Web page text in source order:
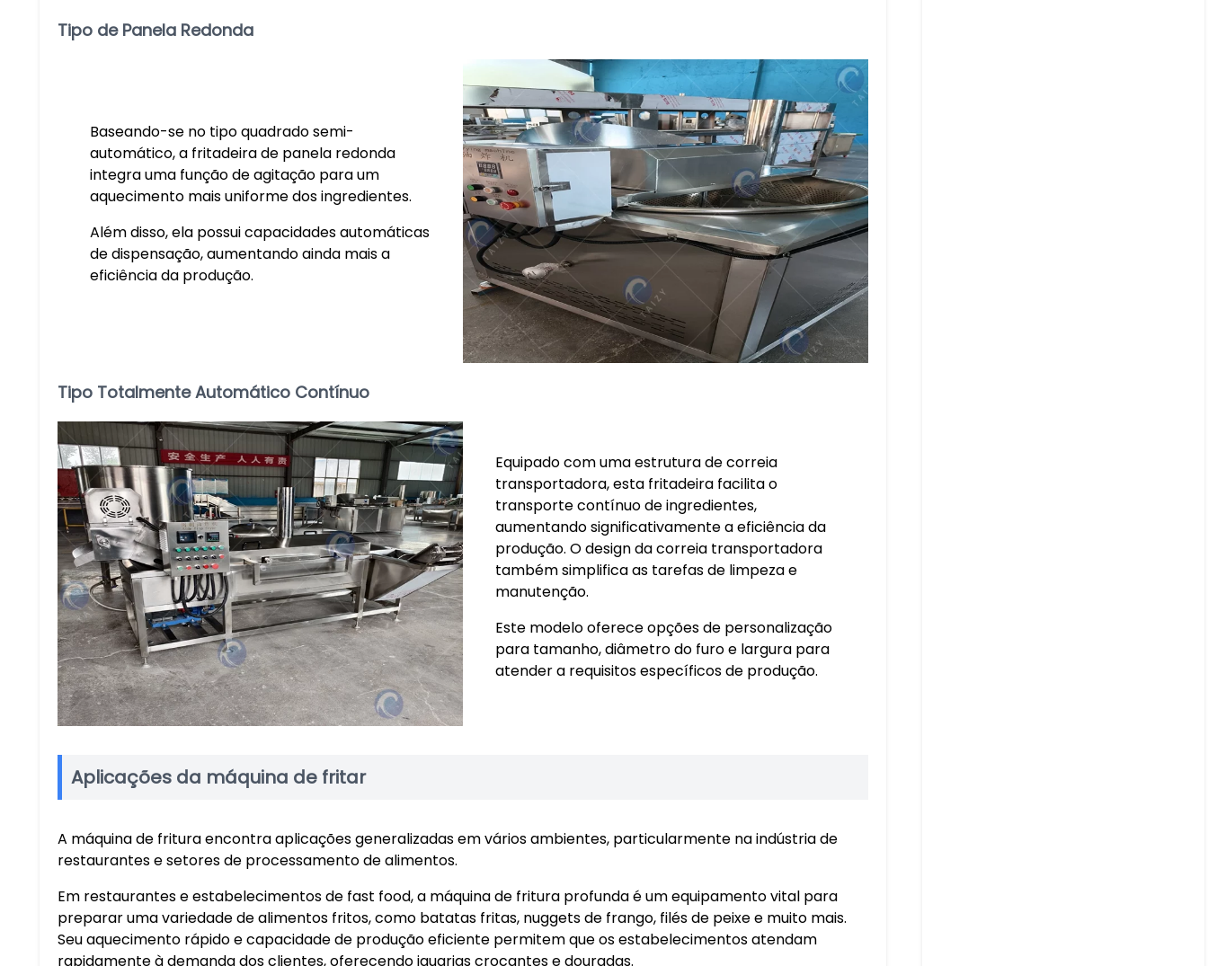
Tipo de Panela Redonda
Baseando-se no tipo quadrado semi-
automático, a fritadeira de panela redonda
integra uma função de agitação para um
aquecimento mais uniforme dos ingredientes.
Além disso, ela possui capacidades automáticas
de dispensação, aumentando ainda mais a
eficiência da produção.
Tipo Totalmente Automático Contínuo
Equipado com uma estrutura de correia
transportadora, esta fritadeira facilita o
transporte contínuo de ingredientes,
aumentando significativamente a eficiência da
produção. O design da correia transportadora
também simplifica as tarefas de limpeza e
manutenção.
Este modelo oferece opções de personalização
para tamanho, diâmetro do furo e largura para
atender a requisitos específicos de produção.
Aplicações da máquina de fritar
A máquina de fritura encontra aplicações generalizadas em vários ambientes, particularmente na indústria de
restaurantes e setores de processamento de alimentos.
Em restaurantes e estabelecimentos de fast food, a máquina de fritura profunda é um equipamento vital para
preparar uma variedade de alimentos fritos, como batatas fritas, nuggets de frango, filés de peixe e muito mais.
Seu aquecimento rápido e capacidade de produção eficiente permitem que os estabelecimentos atendam
rapidamente à demanda dos clientes, oferecendo iguarias crocantes e douradas.